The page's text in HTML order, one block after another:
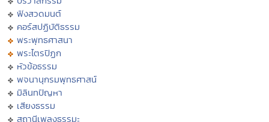
ฟังสวดมนต์
คอร์สปฏิบัติธรรม
พระพุทธศาสนา
พระไตรปิฏก
หัวข้อธรรม
พจนานุกรมพุทธศาสน์
มิลินทปัญหา
เสียงธรรม
สถานีเพลงธรรมะ